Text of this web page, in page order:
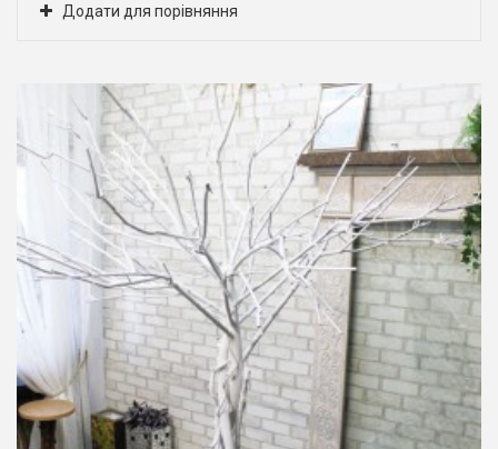
Додати для порівняння